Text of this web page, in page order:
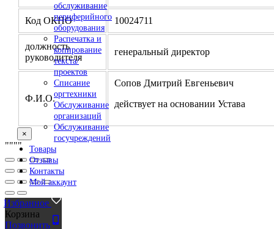
обслуживание
периферийного
оборудования
Распечатка и
копирование
текста/
проектов
Списание
оргтехники
Обслуживание
организаций
Обслуживание
госучреждений
Товары
Отзывы
Контакты
Мой аккаунт
Код ОКПО 10024711
должность
руководителя
генеральный директор
Ф.И.О.
Сопов Дмитрий Евгеньевич
действует на основании Устава
×
""""